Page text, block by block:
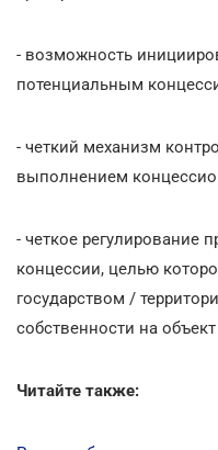
- возможность
потенциальным
- четкий механизм
выполнением
- четкое регулирование
концессии, целью
государством /
собственности на
Читайте также: